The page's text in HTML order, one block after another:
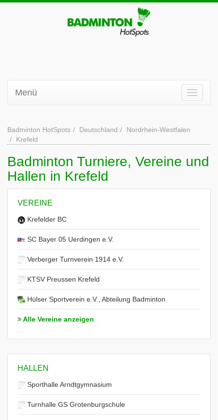
Menü
Badminton HotSpots Deutschland
Nordrhein-Westfalen
Krefeld
Badminton Turniere, Vereine und
Hallen in Krefeld
VEREINE
Krefelder BC
SC Bayer 05 Uerdingen e.V.
Verberger Turnverein 1914 e.V.
KTSV Preussen Krefeld
Hülser Sportverein e.V., Abteilung Badminton
Alle Vereine anzeigen
HALLEN
Sporthalle Arndtgymnasium
Turnhalle GS Grotenburgschule